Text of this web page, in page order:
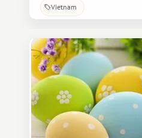
Durante este
sino que, según los
se utilizaba
medicinales.
Vietnam